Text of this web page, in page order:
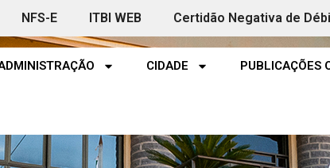
NFS-E ITBI WEB Certidão Negativa de
CIDADE PUBLICAÇÕES